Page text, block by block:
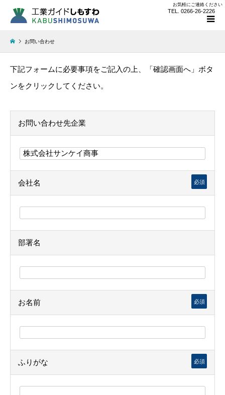
お気軽にご連絡ください
TEL. 0266-26-2226
お問い合わせ
下記フォームに必要事項をご記入の上、「確認画面へ」ボタ
ンをクリックしてください。
お問い合わせ先企業
会社名 必須
部署名
お名前 必須
ふりがな 必須